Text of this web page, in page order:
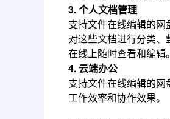
3. 个人文档管理
支持文件在线编辑的
对这些文档进行分类
在线上随时查看和编辑。
4. 云端办公
支持文件在线编辑的
工作效率和协作效果。